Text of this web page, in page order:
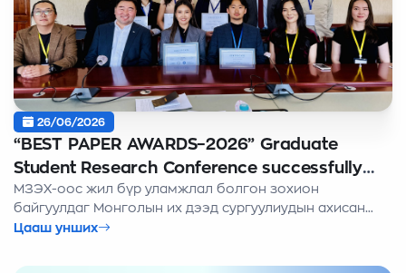
26/06/2026
“BEST PAPER AWARDS–2026” Graduate
Student Research Conference successfully
held
МЗЭХ-оос жил бүр уламжлал болгон зохион
байгуулдаг Монголын их дээд сургуулиудын ахисан
түвшний суралцагчдын дунд англи хэлээр өгүүлэл
шинжилгээний хурал 2026 оны 06 дугаар сарын 26-ны
Цааш унших